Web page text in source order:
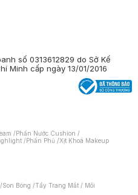
số 0313612829 do Sở Kế
Minh cấp ngày 13/01/2016
/Phấn Nước Cushion /
/Phấn Phủ /Xịt Khoá Makeup
/Son Bóng /Tẩy Trang Mắt / Môi